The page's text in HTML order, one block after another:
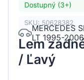
Dostupný (3+)
SKU: 50628382
MERCEDES
LT 1995-2006
Lem
/ Ľavý